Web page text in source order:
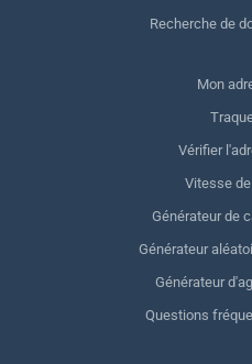
Recherche de
Mon
Vérifier
Vitesse
Générateur de
Générateur
Générateur
Questions